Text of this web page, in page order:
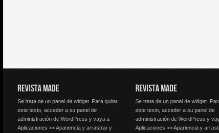
REVISTA MADE
Se trata de un panel de widget. Para quitar
este texto, acceder a su panel de
administración de WordPress y vaya a
Aplicaciones >> Apariencia y arrastrar y
REVISTA MADE
Se trata de un panel de widget.
este texto, acceder a su panel de
administración de WordPress y
Aplicaciones >> Apariencia y